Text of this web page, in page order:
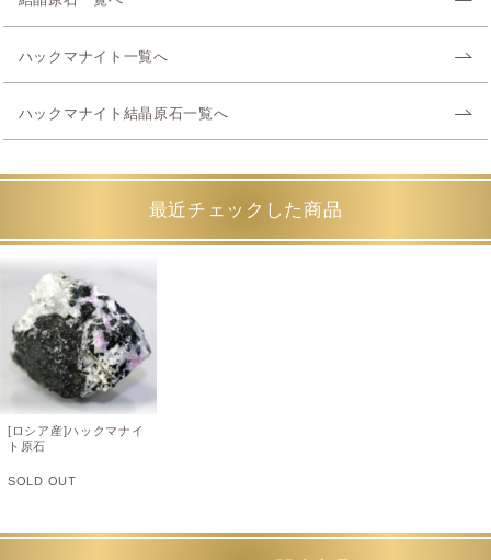
ハックマナイト一覧へ
ハックマナイト結晶原石一覧へ
最近チェックした商品
[ロシア産]ハックマナイ
ト原石
SOLD OUT